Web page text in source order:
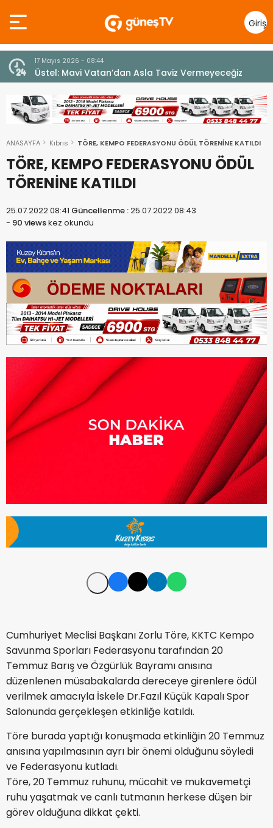
Giriş
Yap
7 Ağustos 2026 - 12:36
ÜSTEL: “ERENKÖY RUHU SONSUZA DEK YAŞAYACAK”
ANASAYFA Kıbrıs TÖRE, KEMPO FEDERASYONU ÖDÜL TÖRENİNE KATILDI
TÖRE, KEMPO FEDERASYONU ÖDÜL
TÖRENİNE KATILDI
25.07.2022 08:41 Güncellenme :25.07.2022 08:43
- 90 viewskez okundu
Cumhuriyet Meclisi Başkanı Zorlu Töre, KKTC Kempo
Savunma Sporları Federasyonu tarafından 20
Temmuz Barış ve Özgürlük Bayramı anısına
düzenlenen müsabakalarda dereceye girenlere ödül
verilmek amacıyla İskele Dr.Fazıl Küçük Kapalı Spor
Salonunda gerçekleşen etkinliğe katıldı.
Töre burada yaptığı konuşmada etkinliğin 20 Temmuz
anısına yapılmasının ayrı bir önemi olduğunu söyledi
ve Federasyonu kutladı.
Töre, 20 Temmuz ruhunu, mücahit ve mukavemetçi
ruhu yaşatmak ve canlı tutmanın herkese düşen bir
görev olduğuna dikkat çekti.